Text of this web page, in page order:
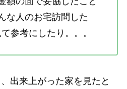
な人のお宅訪問した
参考にしたり。。。
出来上がった家を見たと